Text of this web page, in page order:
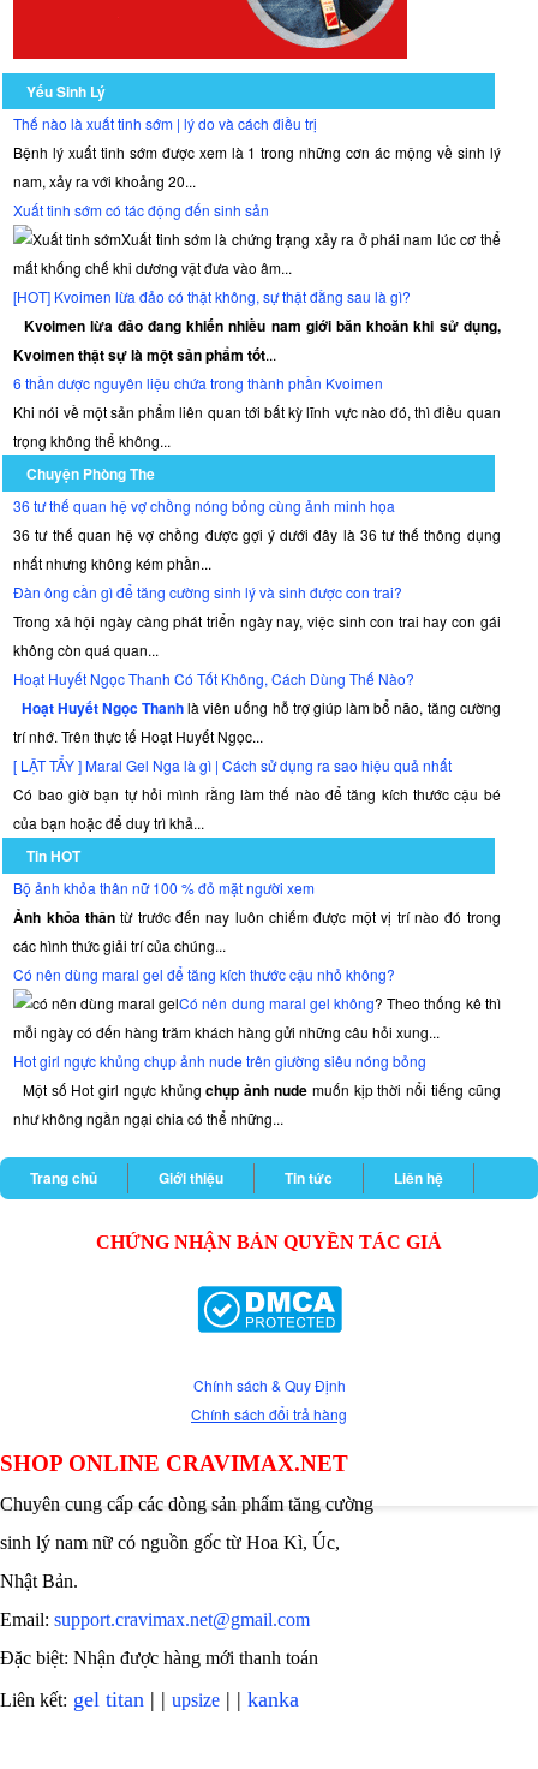
Yếu Sinh Lý
Thế nào là xuất tinh sớm | lý do và cách điều trị
Bệnh lý xuất tinh sớm được xem là 1 trong những cơn ác mộng về sinh lý
nam, xảy ra với khoảng 20...
Xuất tinh sớm có tác động đến sinh sản
Xuất tinh sớm là chứng trạng xảy ra ở phái nam lúc cơ thể
mất khống chế khi dương vật đưa vào âm...
[HOT] Kvoimen lừa đảo có thật không, sự thật đằng sau là gì?
Kvoimen lừa đảo đang khiến nhiều nam giới băn khoăn khi sử dụng,
Kvoimen thật sự là một sản phẩm tốt...
6 thần dược nguyên liệu chứa trong thành phần Kvoimen
Khi nói về một sản phẩm liên quan tới bất kỳ lĩnh vực nào đó, thì điều quan
trọng không thể không...
Chuyện Phòng The
36 tư thế quan hệ vợ chồng nóng bỏng cùng ảnh minh họa
36 tư thế quan hệ vợ chồng được gợi ý dưới đây là 36 tư thế thông dụng
nhất nhưng không kém phần...
Đàn ông cần gì để tăng cường sinh lý và sinh được con trai?
Trong xã hội ngày càng phát triển ngày nay, việc sinh con trai hay con gái
không còn quá quan...
Hoạt Huyết Ngọc Thanh Có Tốt Không, Cách Dùng Thế Nào?
Hoạt Huyết Ngọc Thanhlà viên uống hỗ trợ giúp làm bổ não, tăng cường
trí nhớ. Trên thực tế Hoạt Huyết Ngọc...
[ LẬT TẨY ] Maral Gel Nga là gì | Cách sử dụng ra sao hiệu quả nhất
Có bao giờ bạn tự hỏi mình rằng làm thế nào để tăng kích thước cậu bé
của bạn hoặc để duy trì khả...
Tin HOT
Bộ ảnh khỏa thân nữ 100 % đỏ mặt người xem
Ảnh khỏa thântừ trước đến nay luôn chiếm được một vị trí nào đó trong
các hình thức giải trí của chúng...
Có nên dùng maral gel để tăng kích thước cậu nhỏ không?
Có nên dung maral gel không? Theo thống kê thì
mỗi ngày có đến hàng trăm khách hàng gửi những câu hỏi xung...
Hot girl ngực khủng chụp ảnh nude trên giường siêu nóng bỏng
Một số Hot girl ngực khủngchụp ảnh nude muốn kịp thời nổi tiếng cũng
như không ngần ngại chia có thể những...
Trang chủ Giới thiệu Tin tức Liên hệ
CHỨNG NHẬN BẢN QUYỀN TÁC GIẢ
Chính sách & Quy Định
Chính sách đổi trả hàng
SHOP ONLINE CRAVIMAX.NET
Chuyên cung cấp các dòng sản phẩm tăng cường
sinh lý nam nữ có nguồn gốc từ Hoa Kì, Úc,
Nhật Bản.
Email: support.cravimax.net@gmail.com
Đặc biệt: Nhận được hàng mới thanh toán
Liên kết: gel titan | | upsize | | kanka